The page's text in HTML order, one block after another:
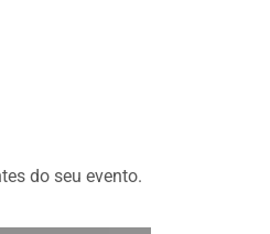
do seu evento.